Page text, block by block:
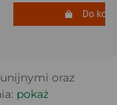
Do
oraz
pokaż